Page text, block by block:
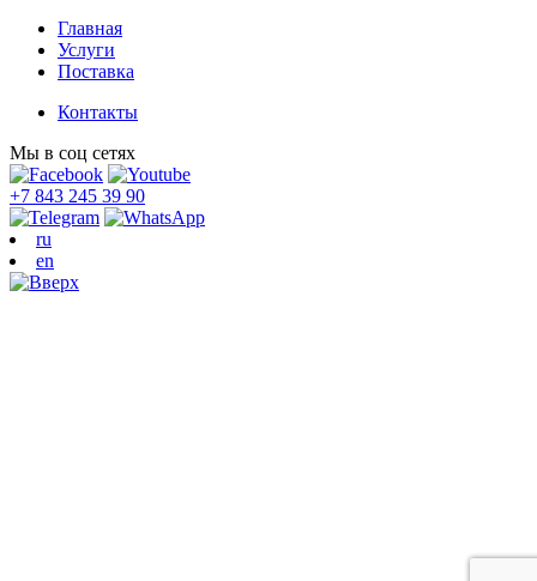
Главная
Услуги
Поставка
Контакты
Мы в соц сетях
+7 843 245 39 90
ru
en